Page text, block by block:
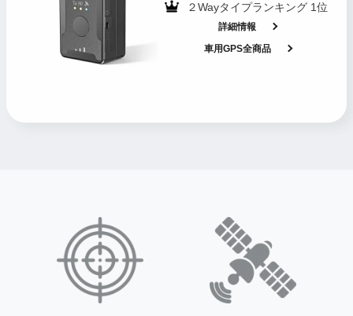
２Wayタイプランキング 1位
詳細情報
車用GPS全商品